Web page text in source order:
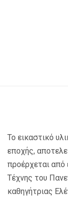
Το εικαστικό
εποχής,
προέρχεται από
Τέχνης του
καθηγήτριας